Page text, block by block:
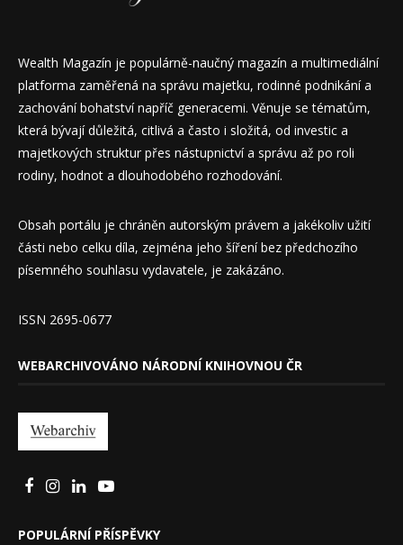
Wealth Magazín je populárně-naučný magazín a multimediální
platforma zaměřená na správu majetku, rodinné podnikání a
zachování bohatství napříč generacemi. Věnuje se tématům,
která bývají důležitá, citlivá a často i složitá, od investic a
majetkových struktur přes nástupnictví a správu až po roli
rodiny, hodnot a dlouhodobého rozhodování.
Obsah portálu je chráněn autorským právem a jakékoliv užití
části nebo celku díla, zejména jeho šíření bez předchozího
písemného souhlasu vydavatele, je zakázáno.
ISSN 2695-0677
WEBARCHIVOVÁNO NÁRODNÍ KNIHOVNOU ČR
POPULÁRNÍ PŘÍSPĚVKY